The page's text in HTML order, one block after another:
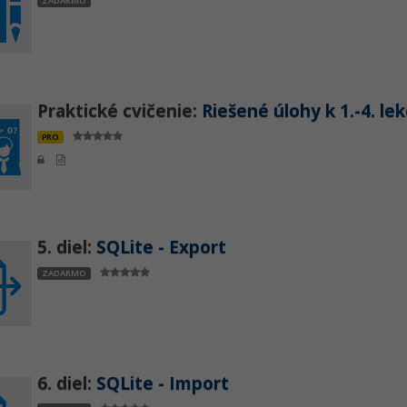
Praktické cvičenie: Riešené úlohy k 1.-4.
PRO
5. diel: SQLite - Export
ZADARMO
6. diel: SQLite - Import